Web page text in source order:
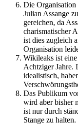
Die
Julian Assange
gereichen, da
charismatischer
ist dies zugleich
Organisation
Wikileaks ist
Achtziger Jahre.
idealistisch,
Das Publikum
wird aber bisher
ist nur durch
Stange zu halten.